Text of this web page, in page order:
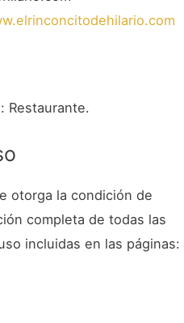
Restaurante.
otorga la condición de
completa de todas las
incluidas en las páginas: